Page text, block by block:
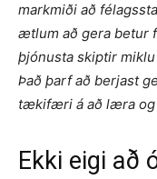
markmiði að
ætlum að gera betur
þjónusta skiptir
Það þarf að berjast
tækifæri á að læra og
Ekki eigi að